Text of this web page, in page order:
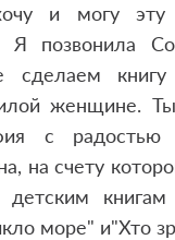
и могу эту
Я позвонила
сделаем
женщине.
с радостью
на счету
детским
море" и"Хто